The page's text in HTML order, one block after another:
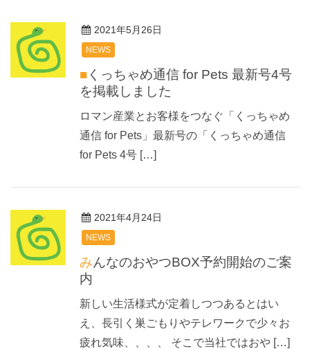
2021年5月26日
NEWS
■くっちゃめ通信 for Pets 最新号4号
を掲載しました
ロマン産業とお客様をつなぐ「くっちゃめ
通信 for Pets」最新号の「くっちゃめ通信
for Pets 4号 […]
2021年4月24日
NEWS
みんなのおやつBOX予約開始のご案
内
新しい生活様式が定着しつつあるとはい
え、長引く巣ごもりやテレワークで少々お
疲れ気味、、、、 そこで当社ではおや […]